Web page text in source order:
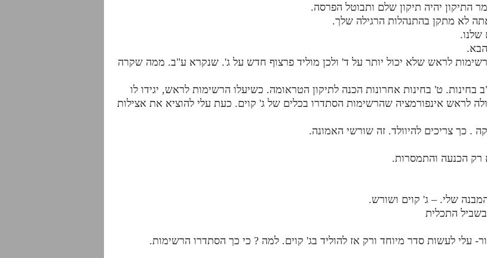
התיקון יהיה תיקון שלם ותבוטל הפרסה.
לא מתקן בהתנהלות הרגילה שלך.
שלנו.
לראש שלא יכול יותר על ד' ולכן מוליד פרצוף חדש על ג'. שנקרא ע"ב. ממה שקרה
ט' בחינות אחרונות הכנה לתיקון הטראומה. כשיעלו הרשימות לראש, יגידו לו
לראש אינפורמציה שהרשימות הסתדרו בכלים של ג' קוים. כעת עלי להוציא את אצילות
. כך צריכים להיוולד. זה שורשי האמונה.
רק הכנעה והתמסרות.
שלי. – ג' קוים ושורש.
התכלית
עלי לעשות סדר מיוחד ורק אז להוליד בג' קוים. למה ? כי כך הסתדרו הרשימות.